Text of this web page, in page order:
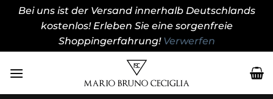
Bei uns ist der Versand innerhalb Deutschlands
kostenlos! Erleben Sie eine sorgenfreie
Shoppingerfahrung! Verwerfen
Inhalt